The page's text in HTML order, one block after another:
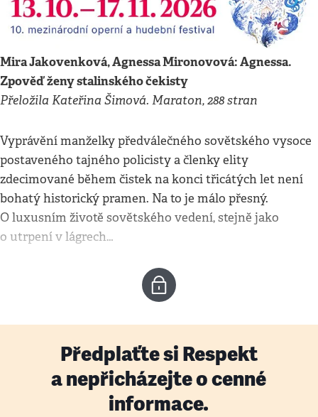
Mira Jakovenková, Agnessa Mironovová: Agnessa.
Zpověď ženy stalinského čekisty
Přeložila Kateřina Šimová. Maraton, 288 stran
Vyprávění manželky předválečného sovětského vysoce
postaveného tajného policisty a členky elity
zdecimované během čistek na konci třicátých let není
bohatý historický pramen. Na to je málo přesný.
O luxusním životě sovětského vedení, stejně jako
o utrpení v lágrech…
Předplaťte si Respekt
a nepřicházejte o cenné
informace.